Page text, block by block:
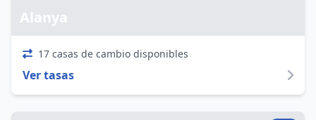
Alanya
17 casas de cambio disponibles
Ver tasas